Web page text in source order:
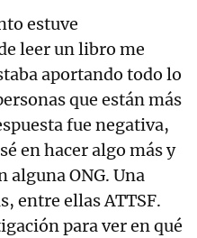
estuve
leer un libro me
aportando todo lo
que están más
fue negativa,
en hacer algo más y
alguna ONG. Una
entre ellas ATTSF.
para ver en qué